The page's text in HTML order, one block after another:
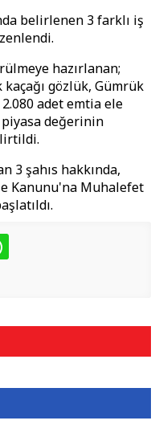
belirlenen 3 farklı iş
hazırlanan;
gözlük, Gümrük
adet emtia ele
değerinin
3 şahıs hakkında,
Kanunu'na Muhalefet